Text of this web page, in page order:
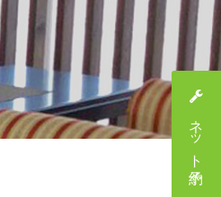
ネット予約